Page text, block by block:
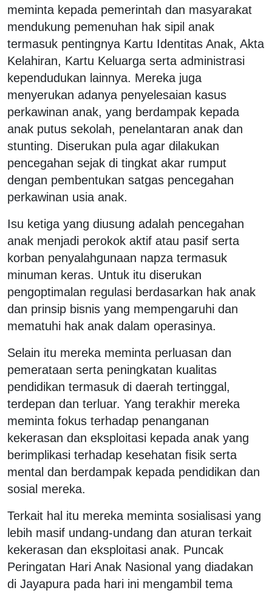
meminta kepada pemerintah dan masyarakat
mendukung pemenuhan hak sipil anak
termasuk pentingnya Kartu Identitas Anak, Akta
Kelahiran, Kartu Keluarga serta administrasi
kependudukan lainnya. Mereka juga
menyerukan adanya penyelesaian kasus
perkawinan anak, yang berdampak kepada
anak putus sekolah, penelantaran anak dan
stunting. Diserukan pula agar dilakukan
pencegahan sejak di tingkat akar rumput
dengan pembentukan satgas pencegahan
perkawinan usia anak.
Isu ketiga yang diusung adalah pencegahan
anak menjadi perokok aktif atau pasif serta
korban penyalahgunaan napza termasuk
minuman keras. Untuk itu diserukan
pengoptimalan regulasi berdasarkan hak anak
dan prinsip bisnis yang mempengaruhi dan
mematuhi hak anak dalam operasinya.
Selain itu mereka meminta perluasan dan
pemerataan serta peningkatan kualitas
pendidikan termasuk di daerah tertinggal,
terdepan dan terluar. Yang terakhir mereka
meminta fokus terhadap penanganan
kekerasan dan eksploitasi kepada anak yang
berimplikasi terhadap kesehatan fisik serta
mental dan berdampak kepada pendidikan dan
sosial mereka.
Terkait hal itu mereka meminta sosialisasi yang
lebih masif undang-undang dan aturan terkait
kekerasan dan eksploitasi anak. Puncak
Peringatan Hari Anak Nasional yang diadakan
di Jayapura pada hari ini mengambil tema